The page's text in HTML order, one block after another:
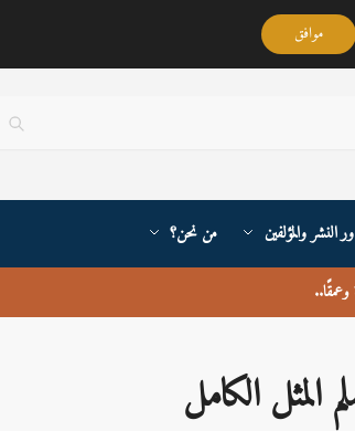
النشر والمؤلفين من نحن؟
وعمقًا..
المثل الكامل
موافق